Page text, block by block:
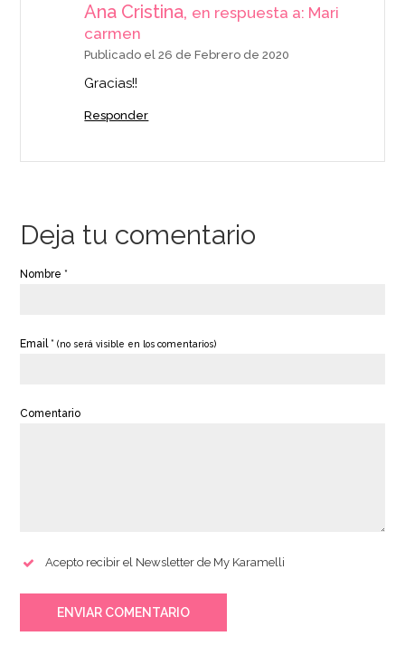
Ana Cristina, en respuesta a: Mari
carmen
Publicado el 26 de Febrero de 2020
Gracias!!
Responder
Deja tu comentario
Nombre *
Email *(no será visible en los comentarios)
Comentario
Acepto recibir el Newsletter de My Karamelli
ENVIAR COMENTARIO